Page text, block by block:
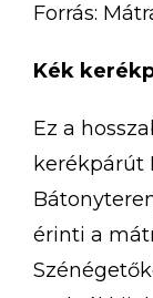
Forrás:
Kék
Ez a
kerékpárút
érinti a